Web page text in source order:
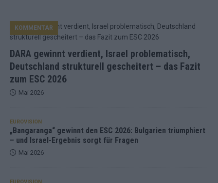
DARA gewinnt verdient, Israel problematisch,
Deutschland strukturell gescheitert – das Fazit
zum ESC 2026
KOMMENTAR
Mai 2026
EUROVISION
„Bangaranga“ gewinnt den ESC 2026: Bulgarien triumphiert
– und Israel-Ergebnis sorgt für Fragen
Mai 2026
EUROVISION